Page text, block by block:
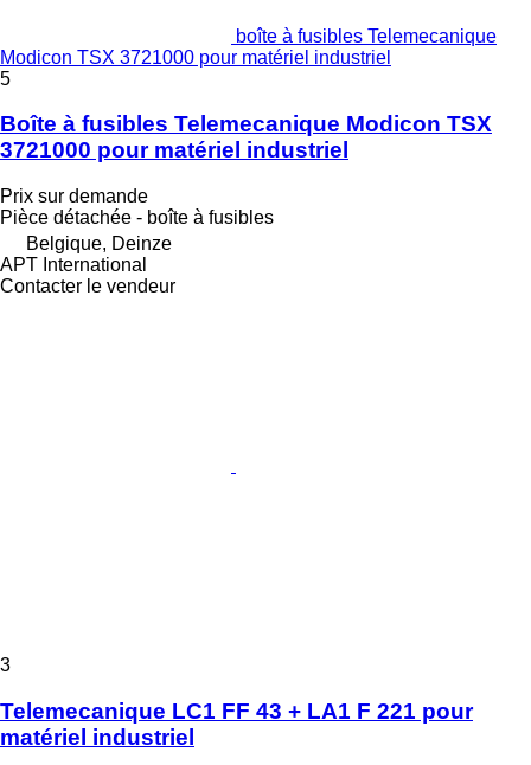
boîte à fusibles Telemecanique
Modicon TSX 3721000 pour matériel industriel
5
Boîte à fusibles Telemecanique Modicon TSX
3721000 pour matériel industriel
Prix sur demande
Pièce détachée - boîte à fusibles
Belgique, Deinze
APT International
Contacter le vendeur
3
Telemecanique LC1 FF 43 + LA1 F 221 pour
matériel industriel